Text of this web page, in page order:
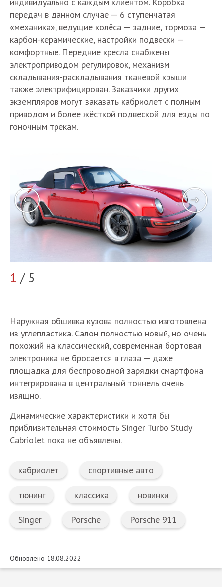
передач в данном случае — 6 ступенчатая
«механика», ведущие колёса — задние, тормоза —
карбон-керамические, настройки подвески —
комфортные. Передние кресла снабжены
электроприводом регулировок, механизм
складывания-раскладывания тканевой крыши
также электрифицирован. Заказчики других
экземпляров могут заказать кабриолет с полным
приводом и более жёсткой подвеской для езды по
гоночным трекам.
1 / 5
Наружная обшивка кузова полностью изготовлена
из углепластика. Салон полностью новый, но очень
похожий на классический, современная бортовая
электроника не бросается в глаза — даже
площадка для беспроводной зарядки смартфона
интегрирована в центральный тоннель очень
изящно.
Динамические характеристики и хотя бы
приблизительная стоимость Singer Turbo Study
Cabriolet пока не объявлены.
кабриолет спортивные авто
тюнинг классика новинки
Singer Porsche Porsche 911
Обновлено 18.08.2022